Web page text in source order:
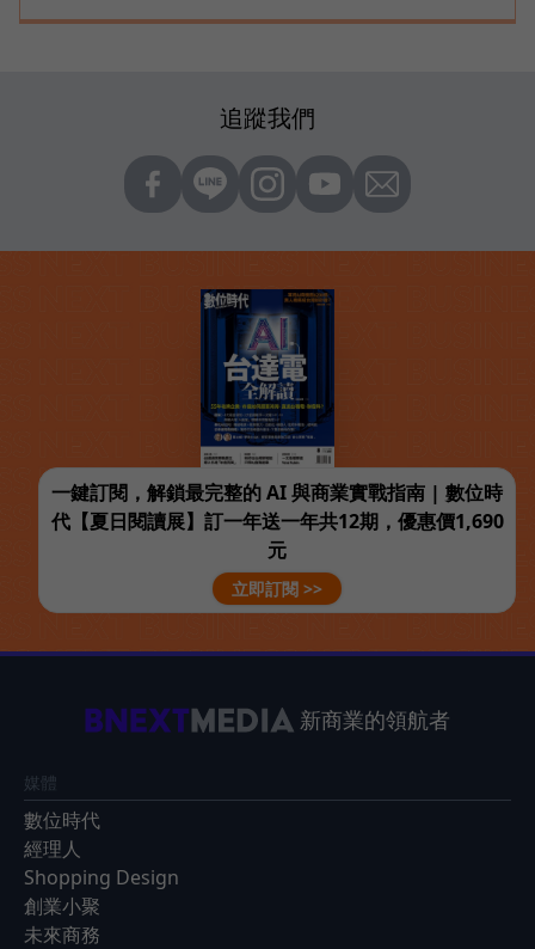
追蹤我們
一鍵訂閱，解鎖最完整的 AI 與商業實戰指南 | 數位時
代【夏日閱讀展】訂一年送一年共12期，優惠價1,690
元
立即訂閱 >>
新商業的領航者
媒體
數位時代
經理人
Shopping Design
創業小聚
未來商務